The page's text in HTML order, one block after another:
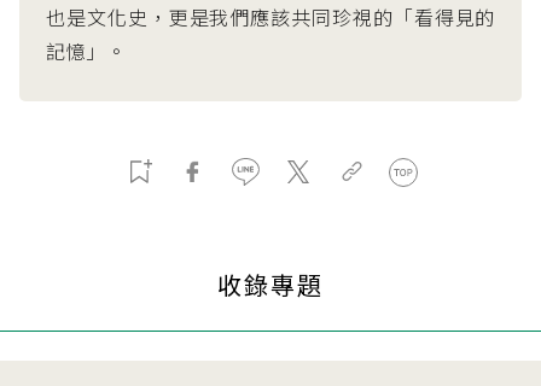
也是文化史，更是我們應該共同珍視的「看得見的
記憶」。
收錄專題